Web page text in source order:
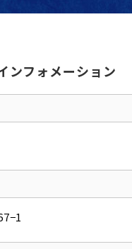
ンフォメーション